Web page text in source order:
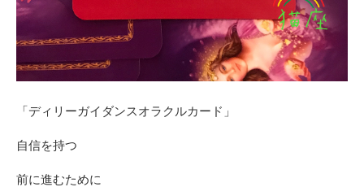
「ディリーガイダンスオラクルカード」
自信を持つ
前に進むために